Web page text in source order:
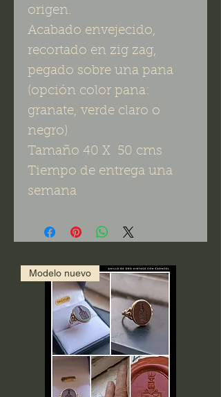
origen.
Acabado envejecido,
recortado en zig zag,
pegado sobre una pana
(opción color pana:
granate, verde claro o
negro)
Tamaño 40 X 50 cms
Tiempo de entrega una
semana
Modelo nuevo